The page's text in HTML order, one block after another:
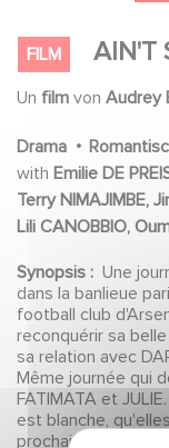
FILM AIN'T
Un film von Audrey
Drama .
with Emilie DE
Terry NIMAJIMBE,
Lili CANOBBIO,
Synopsis : Une
dans la banlieue
football club
reconquérir sa
sa relation avec
Même journée qui
FATIMATA et
est blanche,
prochaines 24h les
With
this
use
such